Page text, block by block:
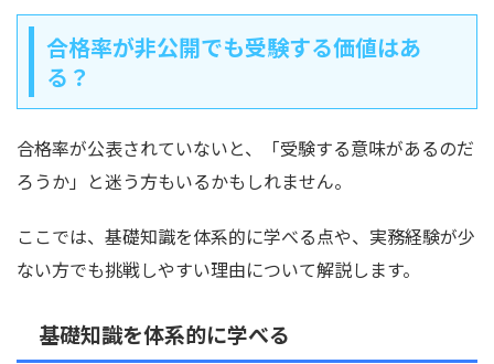
合格率が非公開でも受験する価値はあ
る？
合格率が公表されていないと、「受験する意味があるのだ
ろうか」と迷う方もいるかもしれません。
ここでは、基礎知識を体系的に学べる点や、実務経験が少
ない方でも挑戦しやすい理由について解説します。
基礎知識を体系的に学べる